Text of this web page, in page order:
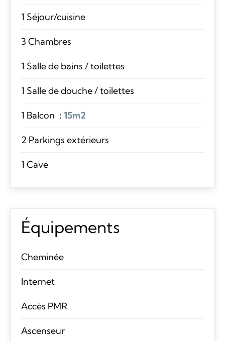
1 Séjour/cuisine
3 Chambres
1 Salle de bains / toilettes
1 Salle de douche / toilettes
1 Balcon 15m2
2 Parkings extérieurs
1 Cave
Équipements
Cheminée
Internet
Accès PMR
Ascenseur